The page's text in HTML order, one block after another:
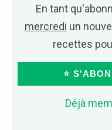
En tant
mercredi un
recettes
⭐
Déjà